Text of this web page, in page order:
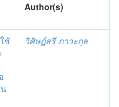
Author(s)
ช้
วิศิษฎ์สรี ภาวะกุล